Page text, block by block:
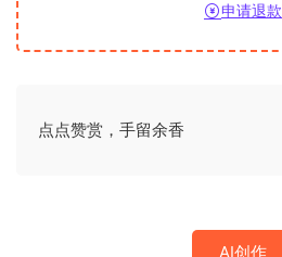
申请退款
点点赞赏，手留余香
AI创作